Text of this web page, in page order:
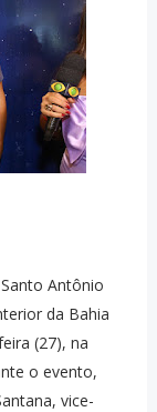
Antônio
da Bahia
(27), na
o evento,
vice-